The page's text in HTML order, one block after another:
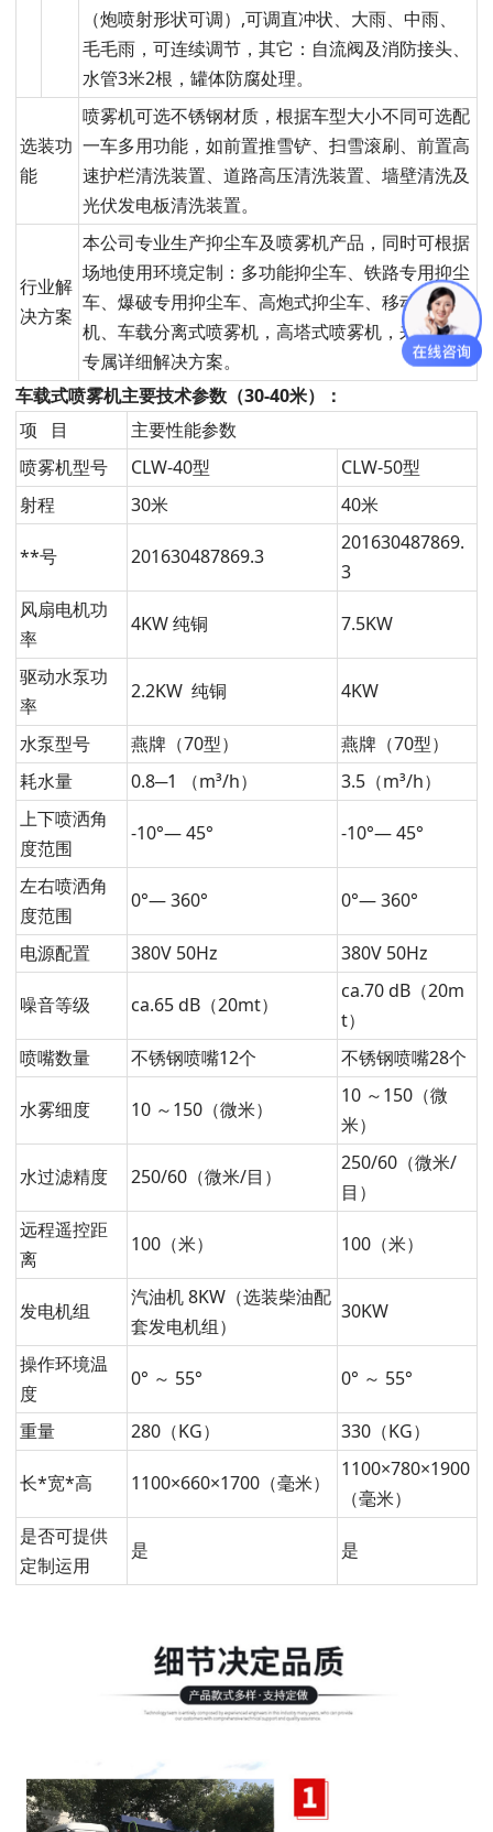
（炮喷射形状可调）,可调直冲状、大雨、中雨、
毛毛雨，可连续调节，其它：自流阀及消防接头、
水管3米2根，罐体防腐处理。
选装功
能
喷雾机可选不锈钢材质，根据车型大小不同可选配
一车多用功能，如前置推雪铲、扫雪滚刷、前置高
速护栏清洗装置、道路高压清洗装置、墙壁清洗及
光伏发电板清洗装置。
行业解
决方案
本公司专业生产抑尘车及喷雾机产品，同时可根据
场地使用环境定制：多功能抑尘车、铁路专用抑尘
车、爆破专用抑尘车、高炮式抑尘车、移动式喷雾
机、车载分离式喷雾机，高塔式喷雾机，来电获取
专属详细解决方案。
车载式喷雾机主要技术参数（30-40米）：
项 目
主要性能参数
喷雾机型号
CLW-40型
CLW-50型
射程
30米 40米
**号 201630487869.3
201630487869.
3
风扇电机功
率
4KW 纯铜 7.5KW
驱动水泵功
率
2.2KW 纯铜 4KW
水泵型号 燕牌（70型）
燕牌（70型）
耗水量
0.8─1 （m³/h）
3.5（m³/h）
上下喷洒角
度范围
-10°— 45° -10°— 45°
左右喷洒角
度范围
0°— 360° 0°— 360°
电源配置 380V 50Hz 380V 50Hz
噪音等级 ca.65 dB（20mt）
ca.70 dB（20m
t）
喷嘴数量
不锈钢喷嘴12个 不锈钢喷嘴28个
水雾细度 10 ～150（微米）
10 ～150（微
米）
水过滤精度 250/60（微米/目）
250/60（微米/
目）
远程遥控距
离
100（米） 100（米）
发电机组
汽油机 8KW（选装柴油配
套发电机组）
30KW
操作环境温
度
0° ～ 55° 0° ～ 55°
重量 280（KG） 330（KG）
长*宽*高 1100×660×1700（毫米）
1100×780×1900
（毫米）
是否可提供
定制运用
是 是